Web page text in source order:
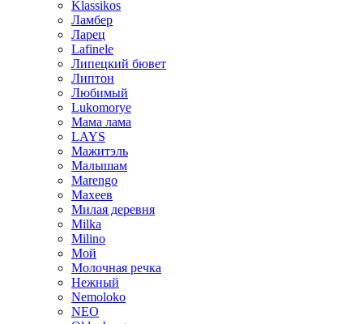
Klassikos
Ламбер
Ларец
Lafinele
Липецкий бювет
Липтон
Любимый
Lukomorye
Мама лама
LAYS
Мажитэль
Малышам
Marengo
Махеев
Милая деревня
Milka
Milino
Мой
Молочная речка
Нежный
Nemoloko
NEO